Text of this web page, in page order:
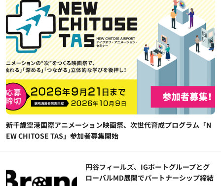
新千歳空港国際アニメーション映画祭、次世代育成プログラム「N
EW CHITOSE TAS」参加者募集開始
円谷フィールズ、IGポートグループとグ
ローバルMD展開でパートナーシップ締結